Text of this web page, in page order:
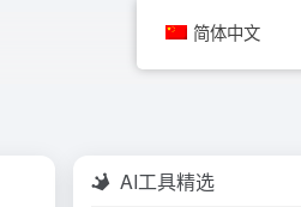
AI工具精选
简体中文